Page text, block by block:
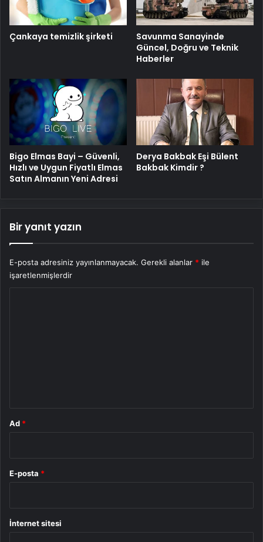
Çankaya temizlik şirketi
Savunma Sanayinde
Güncel, Doğru ve Teknik
Haberler
Bigo Elmas Bayi – Güvenli,
Hızlı ve Uygun Fiyatlı Elmas
Satın Almanın Yeni Adresi
Derya Bakbak Eşi Bülent
Bakbak Kimdir ?
Bir yanıt yazın
E-posta adresiniz yayınlanmayacak. Gerekli alanlar * ile
işaretlenmişlerdir
Ad *
E-posta *
İnternet sitesi